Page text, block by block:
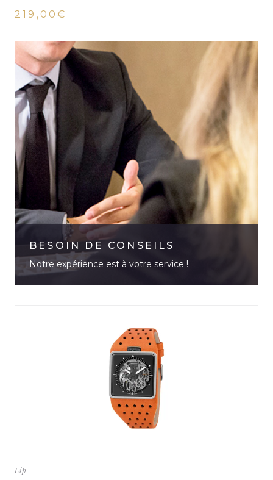
219,00€
BESOIN DE CONSEILS
Notre expérience est à votre service !
Lip